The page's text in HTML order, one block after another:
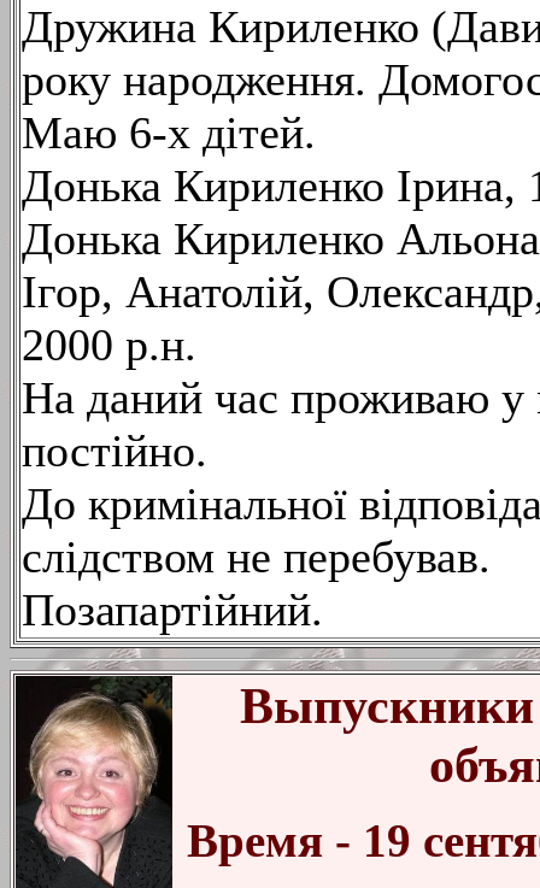
Дружина Кириленко
року народження.
Маю 6-х дітей.
Донька Кириленко Ірина,
Донька Кириленко
Ігор, Анатолій,
2000 р.н.
На даний час проживаю
постійно.
До кримінальної
слідством не перебував.
Позапартійний.
Время - 19